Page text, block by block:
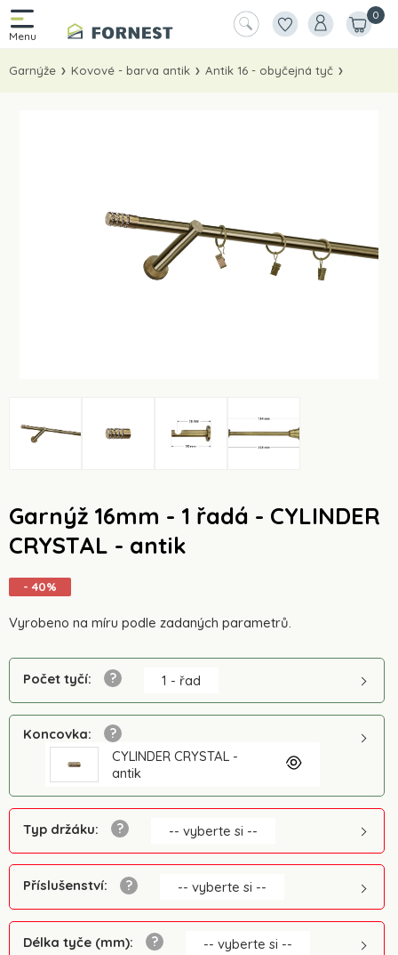
0
Garnýže Kovové - barva antik Antik 16 - obyčejná tyč
Garnýž 16mm - 1 řadá - CYLINDER
CRYSTAL - antik
- 40%
Vyrobeno na míru podle zadaných parametrů.
Počet tyčí: 1 - řad
Koncovka:
CYLINDER CRYSTAL -
antik
Typ držáku: -- vyberte si --
Příslušenství: -- vyberte si --
Délka tyče (mm): -- vyberte si --